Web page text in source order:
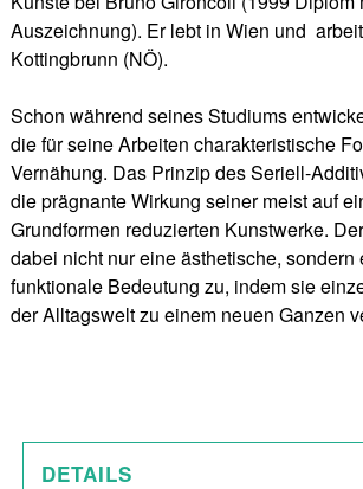
Auszeichnung). Er lebt in Wien und
Kottingbrunn (NÖ).
Schon während seines Studiums
die für seine Arbeiten charakteristische
Vernähung. Das Prinzip des Seriell-
die prägnante Wirkung seiner meist auf
Grundformen reduzierten Kunstwerke.
dabei nicht nur eine ästhetische, sondern
funktionale Bedeutung zu, indem sie
der Alltagswelt zu einem neuen Ganzen
DETAILS